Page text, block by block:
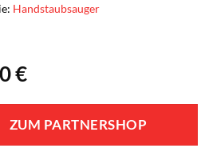
€
ZUM PARTNERSHOP
Handstaubsauger